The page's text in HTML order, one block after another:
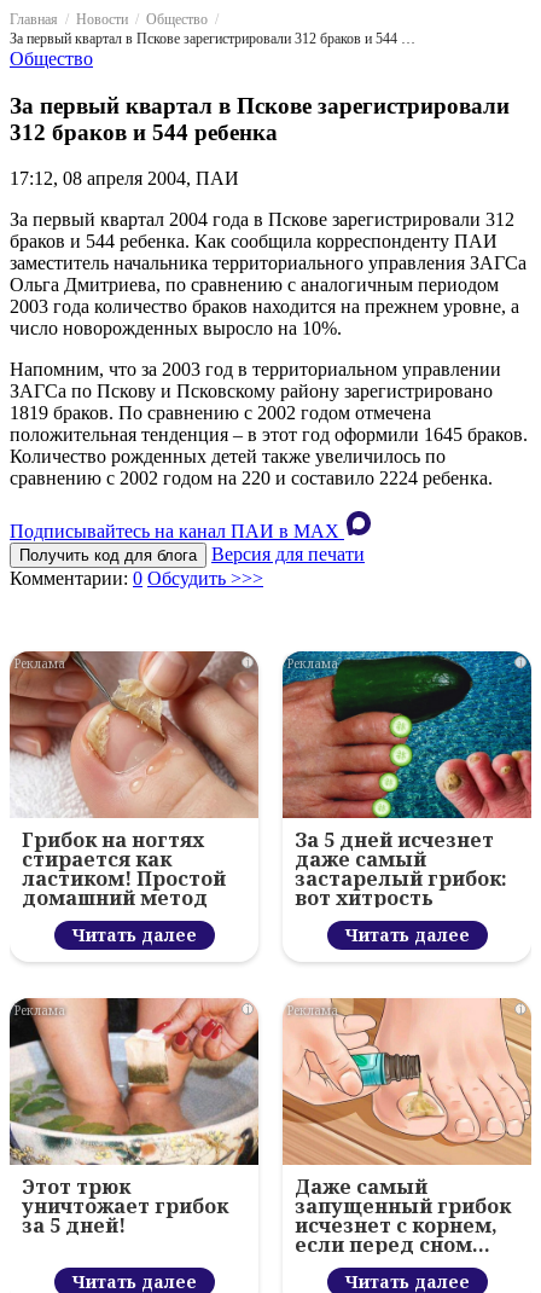
Главная Новости
Общество
За первый квартал в Пскове зарегистрировали 312 браков и 544 ребенка
Общество
За первый квартал в Пскове зарегистрировали
312 браков и 544 ребенка
17:12, 08 апреля 2004, ПАИ
За первый квартал 2004 года в Пскове зарегистрировали 312
браков и 544 ребенка. Как сообщила корреспонденту ПАИ
заместитель начальника территориального управления ЗАГСа
Ольга Дмитриева, по сравнению с аналогичным периодом
2003 года количество браков находится на прежнем уровне, а
число новорожденных выросло на 10%.
Напомним, что за 2003 год в территориальном управлении
ЗАГСа по Пскову и Псковскому району зарегистрировано
1819 браков. По сравнению с 2002 годом отмечена
положительная тенденция – в этот год оформили 1645 браков.
Количество рожденных детей также увеличилось по
сравнению с 2002 годом на 220 и составило 2224 ребенка.
Подписывайтесь на канал ПАИ в MAХ
Получить код для блога
Версия для печати
Комментарии: 0 Обсудить >>>
i
Грибок на ногтях
стирается как
ластиком! Простой
домашний метод
Читать далее
i
За 5 дней исчезнет
даже самый
застарелый грибок:
вот хитрость
Читать далее
i
Этот трюк
уничтожает грибок
за 5 дней!
Читать далее
i
Даже самый
запущенный грибок
исчезнет с корнем,
если перед сном…
Читать далее